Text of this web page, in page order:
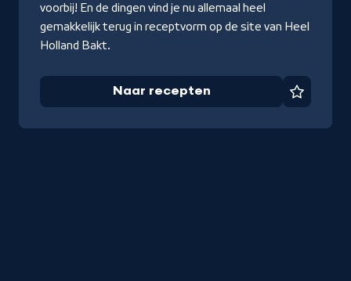
voorbij! En de dingen vind je nu allemaal heel
gemakkelijk terug in receptvorm op de site van Heel
Holland Bakt.
Naar recepten